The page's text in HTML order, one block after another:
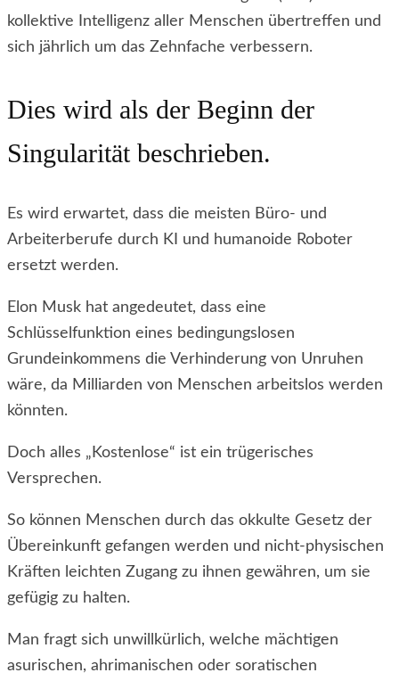
kollektive Intelligenz aller Menschen übertreffen und
sich jährlich um das Zehnfache verbessern.
Dies wird als der Beginn der
Singularität beschrieben.
Es wird erwartet, dass die meisten Büro- und
Arbeiterberufe durch KI und humanoide Roboter
ersetzt werden.
Elon Musk hat angedeutet, dass eine
Schlüsselfunktion eines bedingungslosen
Grundeinkommens die Verhinderung von Unruhen
wäre, da Milliarden von Menschen arbeitslos werden
könnten.
Doch alles „Kostenlose“ ist ein trügerisches
Versprechen.
So können Menschen durch das okkulte Gesetz der
Übereinkunft gefangen werden und nicht-physischen
Kräften leichten Zugang zu ihnen gewähren, um sie
gefügig zu halten.
Man fragt sich unwillkürlich, welche mächtigen
asurischen, ahrimanischen oder soratischen